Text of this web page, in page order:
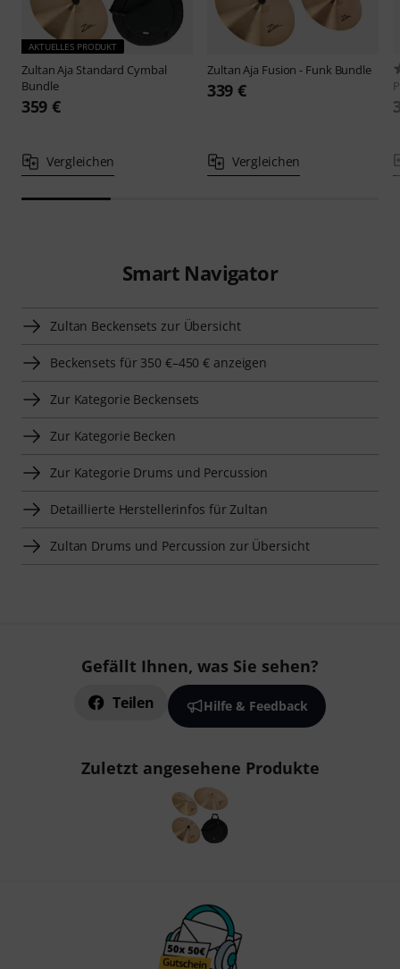
AKTUELLES PRODUKT
ZultanAja Standard Cymbal
Bundle
359 €
Vergleichen
ZultanAja Fusion - Funk Bundle
339 €
Vergleichen
Smart Navigator
Zultan Beckensets zur Übersicht
Beckensets für 350 €–450 € anzeigen
Zur Kategorie Beckensets
Zur Kategorie Becken
Zur Kategorie Drums und Percussion
Detaillierte Herstellerinfos für Zultan
Zultan Drums und Percussion zur Übersicht
Gefällt Ihnen, was Sie sehen?
Teilen Hilfe & Feedback
Zuletzt angesehene Produkte